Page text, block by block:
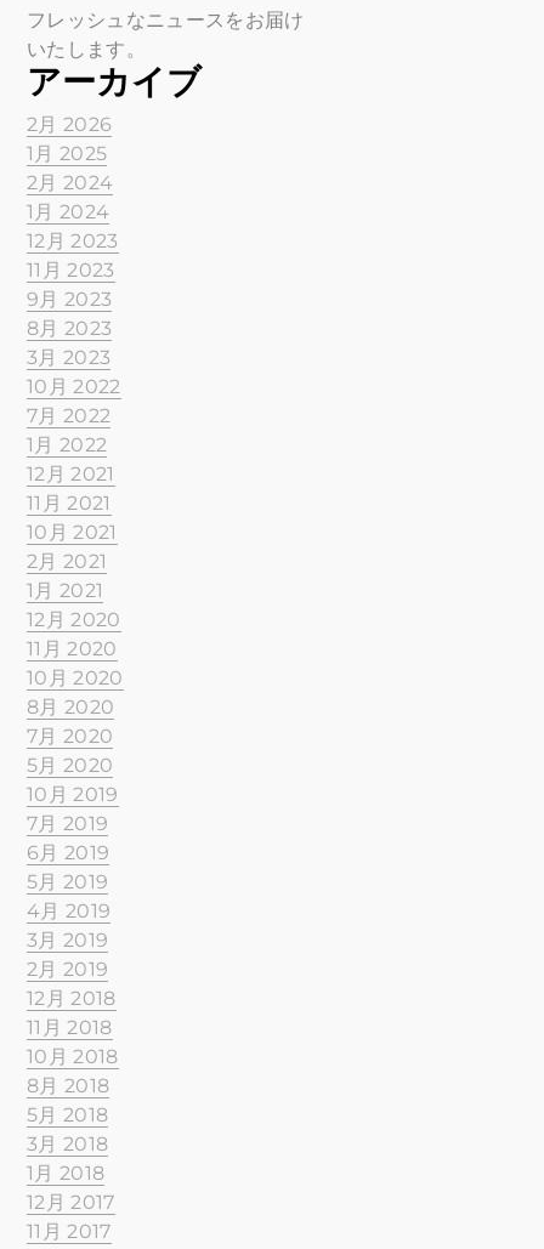
フレッシュなニュースをお届け
いたします。
アーカイブ
2月 2026
1月 2025
2月 2024
1月 2024
12月 2023
11月 2023
9月 2023
8月 2023
3月 2023
10月 2022
7月 2022
1月 2022
12月 2021
11月 2021
10月 2021
2月 2021
1月 2021
12月 2020
11月 2020
10月 2020
8月 2020
7月 2020
5月 2020
10月 2019
7月 2019
6月 2019
5月 2019
4月 2019
3月 2019
2月 2019
12月 2018
11月 2018
10月 2018
8月 2018
5月 2018
3月 2018
1月 2018
12月 2017
11月 2017